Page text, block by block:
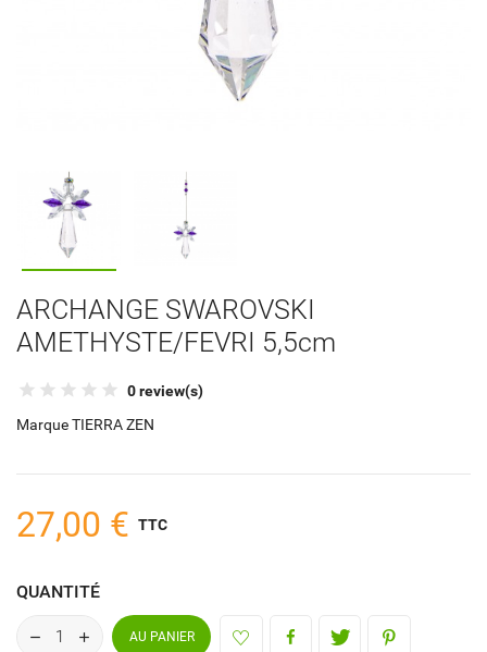
ARCHANGE SWAROVSKI
AMETHYSTE/FEVRI 5,5cm
0 review(s)
MarqueTIERRA ZEN
27,00 € TTC
QUANTITÉ
AU PANIER